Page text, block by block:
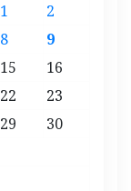
1
2
8
9
15
16
22
23
29
30